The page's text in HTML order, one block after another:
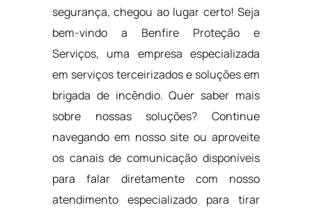
segurança, chegou ao lugar certo! Seja
bem-vindo a Benfire Proteção e
Serviços, uma empresa especializada
em serviços terceirizados e soluções em
brigada de incêndio. Quer saber mais
sobre nossas soluções? Continue
navegando em nosso site ou aproveite
os canais de comunicação disponíveis
para falar diretamente com nosso
atendimento especializado para tirar